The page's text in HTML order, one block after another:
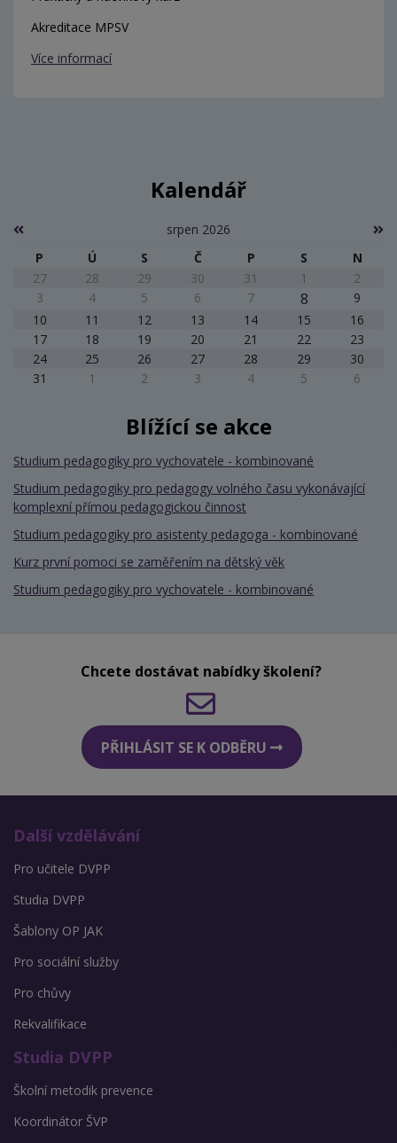
Akreditace MPSV
Více informací
Kalendář
srpen 2026
P
Ú S Č P S
N
27
28 29 30 31 1
2
3
4 5 6 7 8
9
10
11 12 13 14 15
16
17
18 19 20 21 22
23
24
25 26 27 28 29
30
31
1 2 3 4 5 6
Blížící se akce
Studium pedagogiky pro vychovatele - kombinované
Studium pedagogiky pro pedagogy volného času vykonávající
komplexní přímou pedagogickou činnost
Studium pedagogiky pro asistenty pedagoga - kombinované
Kurz první pomoci se zaměřením na dětský věk
Studium pedagogiky pro vychovatele - kombinované
Chcete dostávat nabídky školení?
PŘIHLÁSIT SE K ODBĚRU
Další vzdělávání
Pro učitele DVPP
Studia DVPP
Šablony OP JAK
Pro sociální služby
Pro chůvy
Rekvalifikace
Studia DVPP
Školní metodik prevence
Koordinátor ŠVP